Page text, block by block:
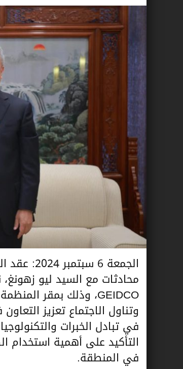
الجمعة 6
محادثات مع السيد ليو
GEIDCO، وذلك بمقر المنظمة ببكين.
وتناول الاجتماع تعزيز
في تبادل الخبرات
التأكيد على أهمية استخدام
في المنطقة.